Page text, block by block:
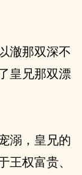
澈那双深不
皇兄那双漂
溺，皇兄的
权富贵、